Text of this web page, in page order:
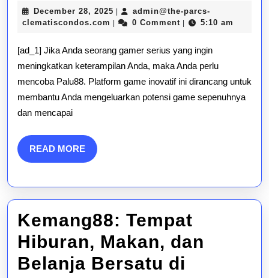
Permainan
Anda
dengan
Palu88
December 28, 2025 December
28,
admin@the-parcs-
clematiscondos.com admin@the-
clematiscondos.com
0 Comment 5:10 am
[ad_1] Jika Anda seorang gamer serius yang ingin
meningkatkan keterampilan Anda, maka Anda perlu
mencoba Palu88. Platform game inovatif ini dirancang untuk
membantu Anda mengeluarkan potensi game sepenuhnya
dan mencapai
READ MOREREAD
MORE
Kemang88: Tempat
Hiburan, Makan, dan
Belanja Bersatu di